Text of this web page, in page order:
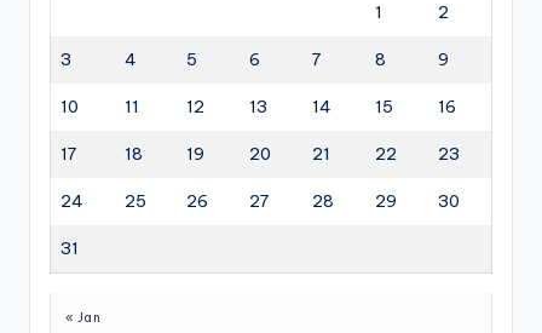
1 2
3 4 5 6 7 8 9
10 11 12 13 14 15 16
17 18 19 20 21 22 23
24 25 26 27 28 29 30
31
« Jan